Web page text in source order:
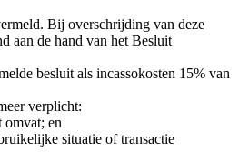
Bij overschrijding van deze
aan de hand van het Besluit
besluit als incassokosten 15% van
verplicht:
omvat; en
situatie of transactie